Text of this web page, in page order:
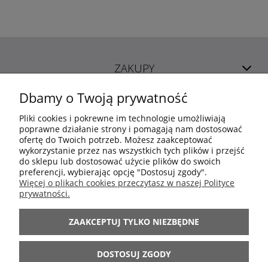
ZAKUPY
POMOC
MOJE KONTO
INFORMACJE
ARANŻACJE
BĄDŹ Z NAMI
Dbamy o Twoją prywatność
Pliki cookies i pokrewne im technologie umożliwiają
poprawne działanie strony i pomagają nam dostosować
ofertę do Twoich potrzeb. Możesz zaakceptować
wykorzystanie przez nas wszystkich tych plików i przejść
do sklepu lub dostosować użycie plików do swoich
preferencji, wybierając opcję "Dostosuj zgody".
Więcej o plikach cookies przeczytasz w naszej Polityce
prywatności.
ZAAKCEPTUJ TYLKO NIEZBĘDNE
DOSTOSUJ ZGODY